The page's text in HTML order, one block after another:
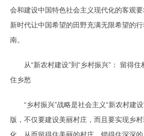
会和建设中国特色社会主义现代化的客观
新时代让中国希望的田野充满无限希望的
南。
从“新农村建设”到“乡村振兴”： 留得住
住乡愁
“乡村振兴”战略是社会主义“新农村建设
版，不仅要建设美丽村庄，而且要实现乡